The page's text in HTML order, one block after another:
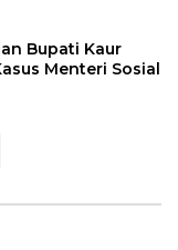
Bupati Kaur
Menteri Sosial